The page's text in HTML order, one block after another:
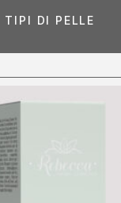
TIPI DI PELLE